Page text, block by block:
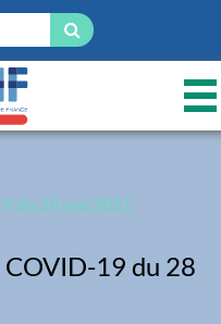
du 28 mai 2021
19 du 28